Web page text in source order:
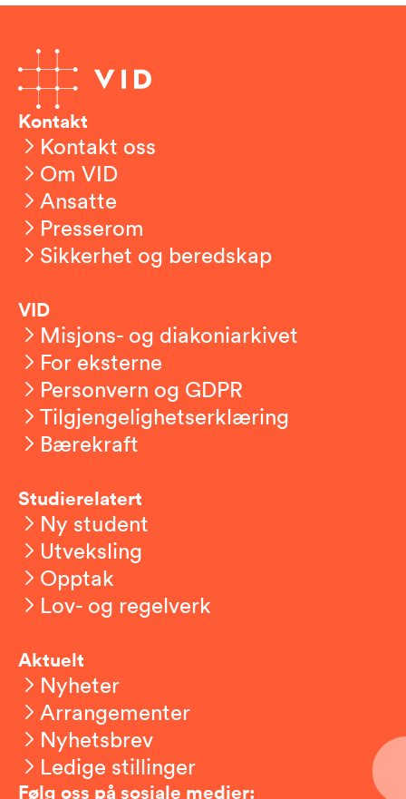
Kontakt
Kontakt oss
Om VID
Ansatte
Presserom
Sikkerhet og beredskap
VID
Misjons- og diakoniarkivet
For eksterne
Personvern og GDPR
Tilgjengelighetserklæring
Bærekraft
Studierelatert
Ny student
Utveksling
Opptak
Lov- og regelverk
Aktuelt
Nyheter
Arrangementer
Nyhetsbrev
Ledige stillinger
Følg oss på sosiale medier: